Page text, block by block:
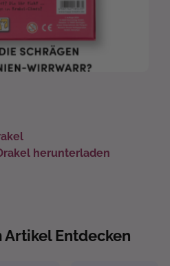
herunterladen
Entdecken